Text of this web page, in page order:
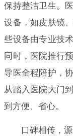
保持整洁卫生。
设备，如皮肤镜
些设备由专业技
同时，医院推行
导医全程陪护，
从踏入医院大门
到方便、省心。
口碑相传，